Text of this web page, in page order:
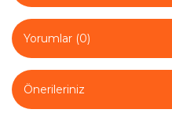
Yorumlar (0)
Önerileriniz